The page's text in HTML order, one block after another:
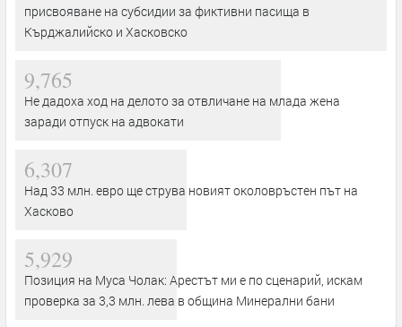
присвояване на субсидии за фиктивни пасища в
Кърджалийско и Хасковско
9,765
Не дадоха ход на делото за отвличане на млада жена
заради отпуск на адвокати
6,307
Над 33 млн. евро ще струва новият околовръстен път на
Хасково
5,929
Позиция на Муса Чолак: Арестът ми е по сценарий, искам
проверка за 3,3 млн. лева в община Минерални бани